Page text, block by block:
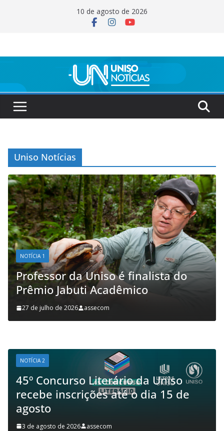
10 de agosto de 2026
Uniso Notícias
NOTÍCIA 1
Professor da Uniso é finalista do
Prêmio Jabuti Acadêmico
27 de julho de 2026 assecom
NOTÍCIA 2
45º Concurso Literário da Uniso
recebe inscrições até o dia 15 de
agosto
3 de agosto de 2026 assecom